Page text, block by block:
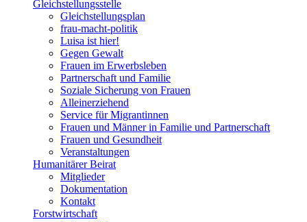
Gleichstellungsstelle
Gleichstellungsplan
frau-macht-politik
Luisa ist hier!
Gegen Gewalt
Frauen im Erwerbsleben
Partnerschaft und Familie
Soziale Sicherung von Frauen
Alleinerziehend
Service für Migrantinnen
Frauen und Männer in Familie und Partnerschaft
Frauen und Gesundheit
Veranstaltungen
Humanitärer Beirat
Mitglieder
Dokumentation
Kontakt
Forstwirtschaft